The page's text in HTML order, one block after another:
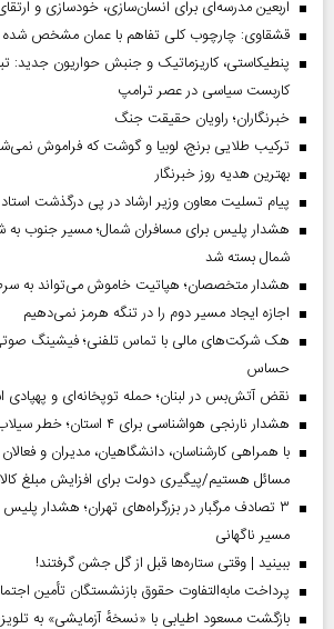
اربعین مدرسه‌ای برای انسان‌سازی، خودسازی و
قشقاوی: چارچوب کلی تفاهم با عمان مشخص
پنطیکاستی، کاریزماتیک و جنبش حواریون جدید:
کاربست سیاسی در عصر ترامپ
خبرنگاران؛ راویان حقیقت جنگ
ترکیب طلایی برنج، لوبیا و گوشت که فراموش
بهترین هدیه روز خبرنگار
پیام تسلیت معاون وزیر ارشاد در پی درگذشت استاد
هشدار پلیس برای مسافران شمال؛ مسیر جنوب به
شمال بسته شد
هشدار متخصصان؛ هپاتیت خاموش می‌تواند به
اجازه ایجاد مسیر دوم را در تنگه هرمز نمی‌دهیم
هک شرکت‌های مالی با تماس تلفنی؛ فیشینگ
حساس
نقض آتش‌بس در لبنان؛ حمله توپخانه‌ای و پهپادی
هشدار نارنجی هواشناسی برای ۴ استان؛ خطر سیلاب و رعدوبرق در ارتفاعات
با همراهی کارشناسان، دانشگاهیان، مدیران و
مسائل هستیم/پیگیری دولت برای افزایش مبلغ
۳ تصادف مرگبار در بزرگراه‌های تهران؛ هشدار
مسیر ناگهانی
ببینید | وقتی ستاره‌ها قبل از گل جشن گرفتند!
پرداخت مابه‌التفاوت حقوق بازنشستگان تأمین
بازگشت مسعود اطیابی با «نسخهٔ آزمایشی» به